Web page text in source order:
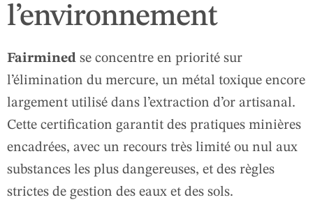
l’environnement
Fairmined se concentre en priorité sur
l’élimination du mercure, un métal toxique encore
largement utilisé dans l’extraction d’or artisanal.
Cette certification garantit des pratiques minières
encadrées, avec un recours très limité ou nul aux
substances les plus dangereuses, et des règles
strictes de gestion des eaux et des sols.